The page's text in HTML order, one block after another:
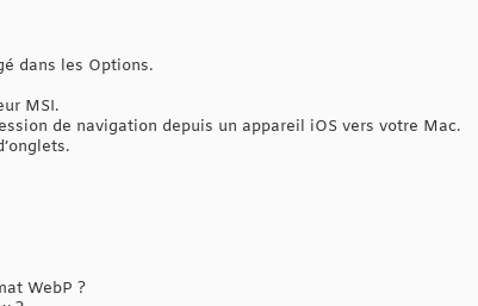
dans les Options.
MSI.
de navigation depuis un appareil iOS vers votre Mac.
WebP ?